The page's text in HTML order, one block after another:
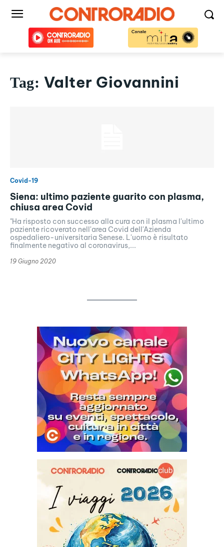
Tag: Valter Giovannini
Covid-19
Siena: ultimo paziente guarito con plasma,
chiusa area Covid
"Ha risposto con successo alla cura con il plasma l'ultimo
paziente ricoverato nell'area Covid dell'Azienda
ospedaliero-universitaria Senese. L'uomo è risultato
finalmente negativo al coronavirus,...
19 Giugno 2020